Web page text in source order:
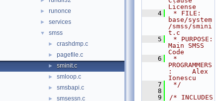
► runonce
► services
▼ smss
► crashdmp.c
► pagefile.c
► sminit.c
► smloop.c
► smsbapi.c
► smsessn.c
License
    4
* FILE:
base/system
/smss/smini
t.c
    5
* PURPOSE:
Main SMSS
Code
    6
*
PROGRAMMERS
:     Alex
Ionescu
    7
*/
    8
    9
/* INCLUDES